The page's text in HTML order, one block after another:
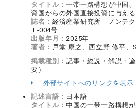
タイトル：一帯一路構想が中国
資国からの外国直接投資に与え
誌名： 経済産業研究所 ノンテ
E-004号
出版年月：2025年
著者： 戸堂 康之、西立野 修平、
掲載種別：記事・総説・解説・
要）
外部サイトへのリンクを表示
記述言語： 日本語
タイトル：中国の一帯一路構想